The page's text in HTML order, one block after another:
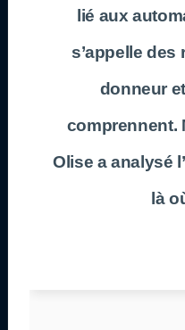
lié aux
s’appelle des
donneur
comprennent.
Olise a analysé
là